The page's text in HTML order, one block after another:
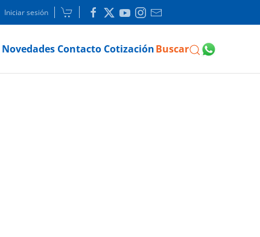
Iniciar sesión
Novedades Contacto CotizaciónBuscar